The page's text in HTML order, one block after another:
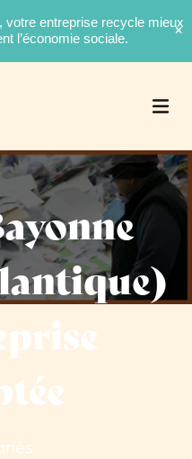
votre entreprise recycle mieux
l’économie sociale.